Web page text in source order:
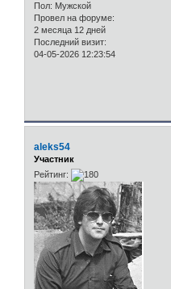
Пол: Мужской
Провел на форуме:
2 месяца 12 дней
Последний визит:
04-05-2026 12:23:54
aleks54
Участник
Рейтинг: